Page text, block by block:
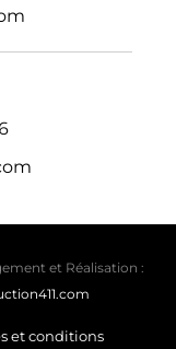
et Réalisation :
et conditions